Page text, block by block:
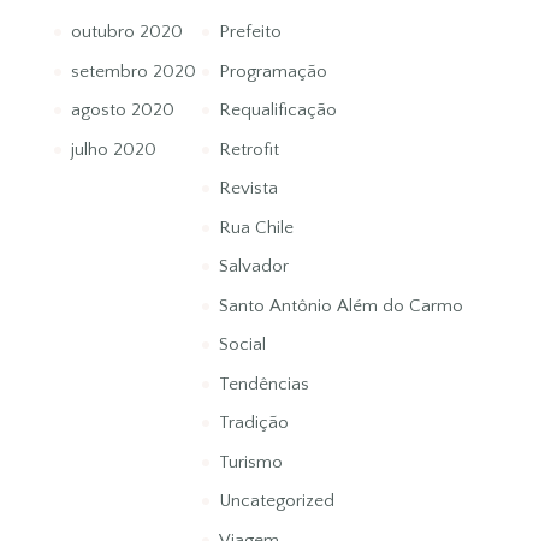
outubro 2020
setembro 2020
agosto 2020
julho 2020
Prefeito
Programação
Requalificação
Retrofit
Revista
Rua Chile
Salvador
Santo Antônio Além do Carmo
Social
Tendências
Tradição
Turismo
Uncategorized